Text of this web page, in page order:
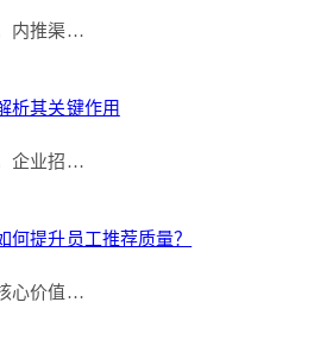
内推渠…
析其关键作用
企业招…
何提升员工推荐质量？
心价值…